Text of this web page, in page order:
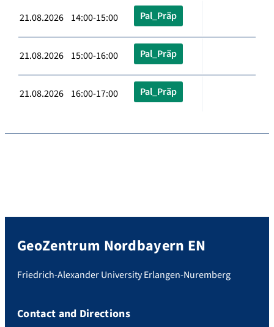
21.08.2026 14:00-15:00 Pal_Präp
21.08.2026 15:00-16:00 Pal_Präp
21.08.2026 16:00-17:00 Pal_Präp
GeoZentrum Nordbayern EN
Friedrich-Alexander University Erlangen-Nuremberg
Contact and Directions